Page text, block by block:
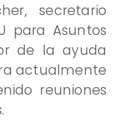
secretario
para Asuntos
de la ayuda
actualmente
reuniones